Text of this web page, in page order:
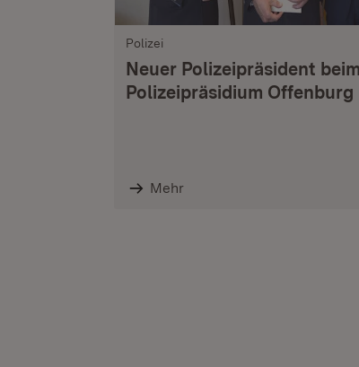
Polizei
Neuer Polizeipräsident beim
Polizeipräsidium Offenburg
Mehr